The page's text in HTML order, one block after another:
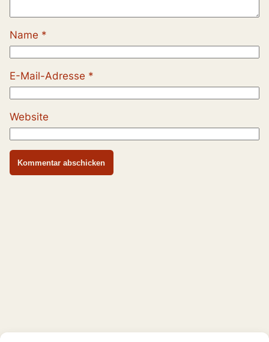
Name *
E-Mail-Adresse *
Website